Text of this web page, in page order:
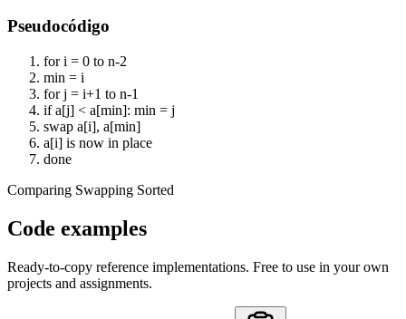
Pseudocódigo
for i = 0 to n-2
min = i
for j = i+1 to n-1
if a[j] < a[min]: min = j
swap a[i], a[min]
a[i] is now in place
done
Comparing Swapping Sorted
Code examples
Ready-to-copy reference implementations. Free to use in your own
projects and assignments.